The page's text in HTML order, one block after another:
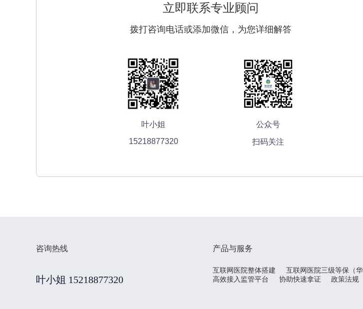
立即联系专业顾问
拨打咨询电话或添加微信，为您详细解答
叶小姐
15218877320
公众号
扫码关注
咨询热线
叶小姐 15218877320
产品与服务
互联网医院整体搭建
互联网医院三级等保（华
高效接入监管平台
协助快速拿证 政策法规